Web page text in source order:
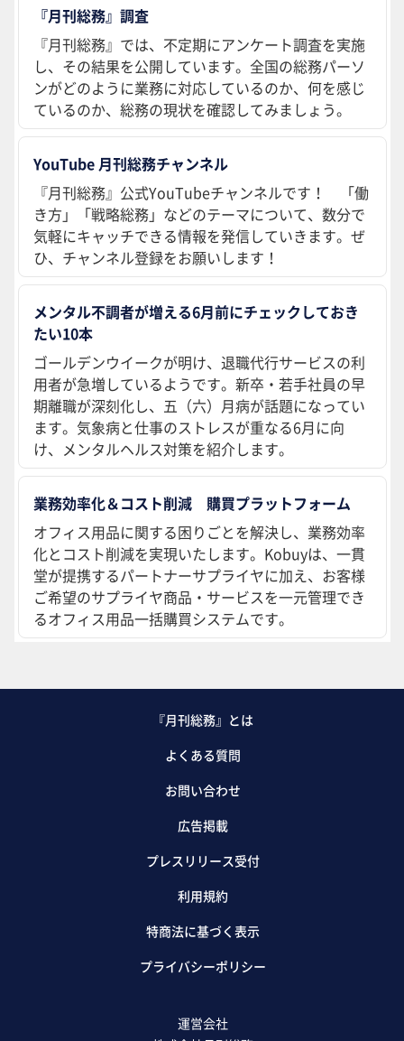
『月刊総務』調査
『月刊総務』では、不定期にアンケート調査を実施
し、その結果を公開しています。全国の総務パーソ
ンがどのように業務に対応しているのか、何を感じ
ているのか、総務の現状を確認してみましょう。
YouTube 月刊総務チャンネル
『月刊総務』公式YouTubeチャンネルです！ 「働
き方」「戦略総務」などのテーマについて、数分で
気軽にキャッチできる情報を発信していきます。ぜ
ひ、チャンネル登録をお願いします！
メンタル不調者が増える6月前にチェックしておき
たい10本
ゴールデンウイークが明け、退職代行サービスの利
用者が急増しているようです。新卒・若手社員の早
期離職が深刻化し、五（六）月病が話題になってい
ます。気象病と仕事のストレスが重なる6月に向
け、メンタルヘルス対策を紹介します。
業務効率化＆コスト削減 購買プラットフォーム
オフィス用品に関する困りごとを解決し、業務効率
化とコスト削減を実現いたします。Kobuyは、一貫
堂が提携するパートナーサプライヤに加え、お客様
ご希望のサプライヤ商品・サービスを一元管理でき
るオフィス用品一括購買システムです。
『月刊総務』とは
よくある質問
お問い合わせ
広告掲載
プレスリリース受付
利用規約
特商法に基づく表示
プライバシーポリシー
運営会社